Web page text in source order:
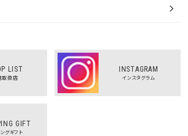
LIST
取扱店
INSTAGRAM
インスタグラム
GIFT
グギフト